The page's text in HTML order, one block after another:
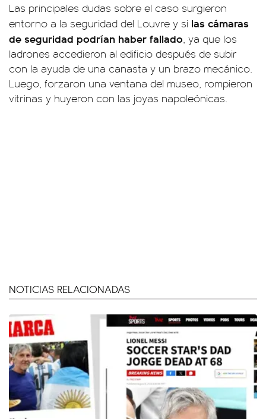
Las principales dudas sobre el caso surgieron
entorno a la seguridad del Louvre y si las cámaras
de seguridad podrían haber fallado, ya que los
ladrones accedieron al edificio después de subir
con la ayuda de una canasta y un brazo mecánico.
Luego, forzaron una ventana del museo, rompieron
vitrinas y huyeron con las joyas napoleónicas.
NOTICIAS RELACIONADAS